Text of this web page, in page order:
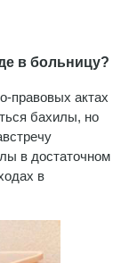
в больницу?
правовых актах
бахилы, но
в достаточном
в